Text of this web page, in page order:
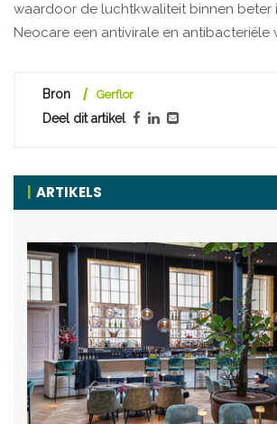
waardoor de luchtkwaliteit binnen beter
Neocare een antivirale en antibacteriële
Bron Gerflor
Deel dit artikel
ARTIKELS